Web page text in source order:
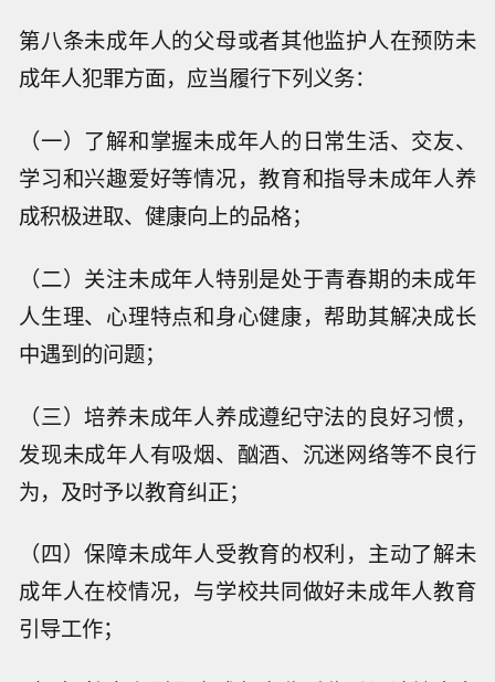
第八条未成年人的父母或者其他监护人在预防未
成年人犯罪方面，应当履行下列义务：
（一）了解和掌握未成年人的日常生活、交友、
学习和兴趣爱好等情况，教育和指导未成年人养
成积极进取、健康向上的品格；
（二）关注未成年人特别是处于青春期的未成年
人生理、心理特点和身心健康，帮助其解决成长
中遇到的问题；
（三）培养未成年人养成遵纪守法的良好习惯，
发现未成年人有吸烟、酗酒、沉迷网络等不良行
为，及时予以教育纠正；
（四）保障未成年人受教育的权利，主动了解未
成年人在校情况，与学校共同做好未成年人教育
引导工作；